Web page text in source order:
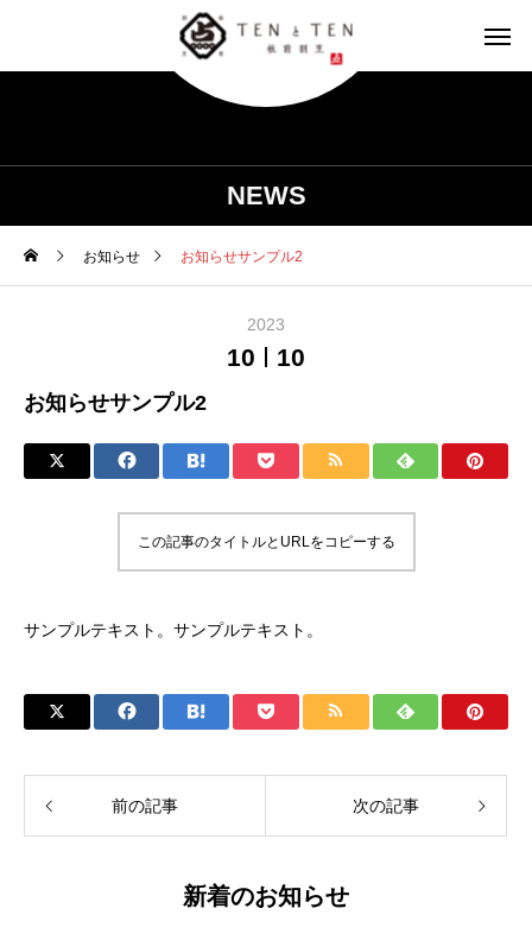
NEWS
お知らせ お知らせサンプル2
2023
10 10
お知らせサンプル2
この記事のタイトルとURLをコピーする
サンプルテキスト。サンプルテキスト。
前の記事 次の記事
新着のお知らせ